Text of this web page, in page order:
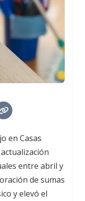
en Casas
entre abril y
de sumas
y elevó el